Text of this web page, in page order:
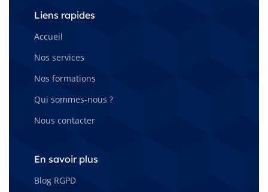
Liens rapides
Accueil
Nos services
Nos formations
Qui sommes-nous ?
Nous contacter
En savoir plus
Blog RGPD